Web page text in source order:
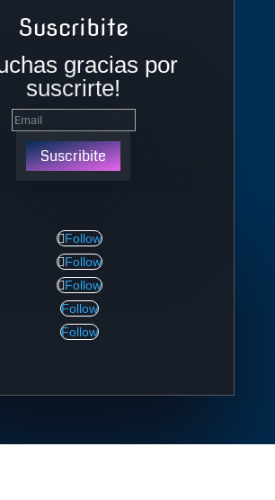
Suscribite
gracias por
suscrirte!
Suscribite
Follow
Follow
Follow
Follow
Follow